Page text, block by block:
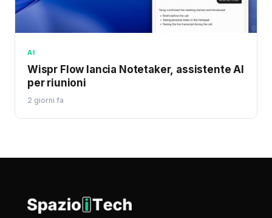
AI
Wispr Flow lancia Notetaker, assistente AI
per riunioni
2 giorni fa